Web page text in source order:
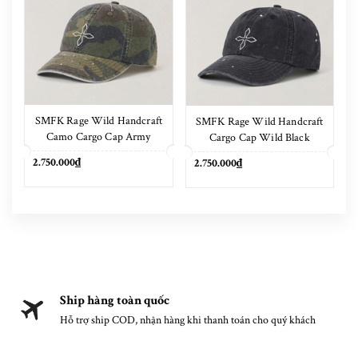
SMFK Rage Wild Handcraft
Camo Cargo Cap Army
2.750.000₫
SMFK Rage Wild Handcraft
Cargo Cap Wild Black
2.750.000₫
Ship hàng toàn quốc
Hỗ trợ ship COD, nhận hàng khi thanh toán cho quý khách